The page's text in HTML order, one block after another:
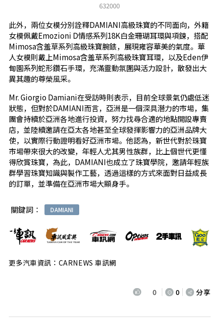
632000
此外，兩位女模分別詮釋DAMIANI高級珠寶的不同面向，外籍
女模佩戴Emozioni D情感系列18K白金珊瑚耳環與項鍊，搭配
Mimosa含羞草系列高級珠寶腕錶，展現雍容華美的氣度。華
人女模則戴上Mimosa含羞草系列高級珠寶耳環，以及Eden伊
甸園系列蛇形鑽石手環，充滿靈動氛圍與活力設計，散發出大
異其趣的尊榮風采。
Mr. Giorgio Damiani在受訪時則表示，目前全球景氣仍處低迷
狀態，但對於DAMIANI而言，亞洲是一個深具潛力的市場，集
團會持續於亞洲各地進行投資，努力找尋合適的地點開設專賣
店，並陸續邀請在亞太各地甚至全球發揮影響力的亞洲品牌大
使，以實際行動證明看好亞洲市場。他認為，新世代對於珠寶
市場帶來很大的改變，年輕人尤其男性族群，比上個世代更懂
得欣賞珠寶，為此，DAMIANI也成立了珠寶學院，邀請年輕族
群學習珠寶知識與製作工藝，透過這樣的方式來面對日益成長
的訂單，並準備在亞洲市場大顯身手。
關鍵詞： DAMIANI
更多汽車資訊：CARNEWS 車訊網
0 0 分享